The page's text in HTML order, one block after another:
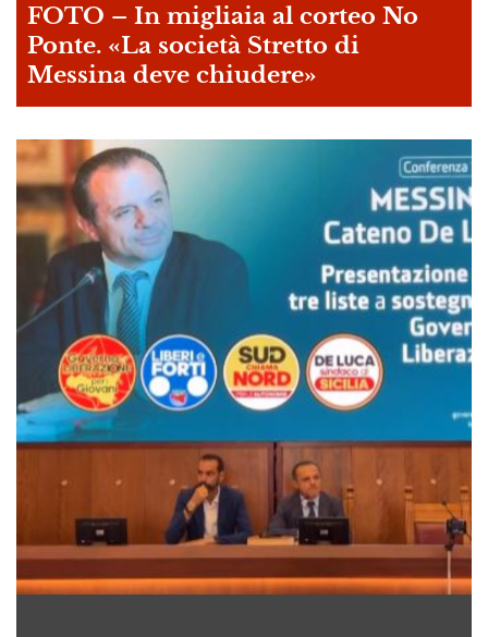
FOTO – In migliaia al corteo No
Ponte. «La società Stretto di
Messina deve chiudere»